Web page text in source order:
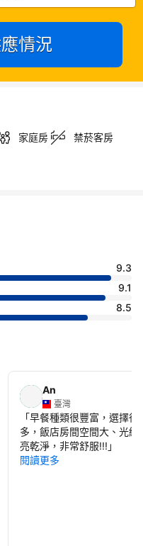
情況
家庭房 禁菸客房
9.3
9.1
8.5
An
臺灣
「早餐種類很豐富，選擇很
多，飯店房間空間大、光線
亮乾淨，非常舒服!!! 」
閱讀更多